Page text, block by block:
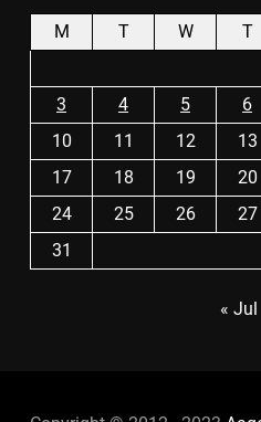
M T W T
3
4 5 6
10
11 12 13
17
18 19 20
24
25 26 27
31
« Jul